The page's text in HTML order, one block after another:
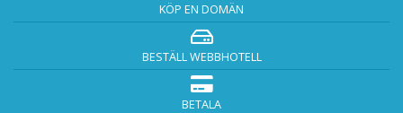
KÖP EN DOMÄN
BESTÄLL WEBBHOTELL
BETALA